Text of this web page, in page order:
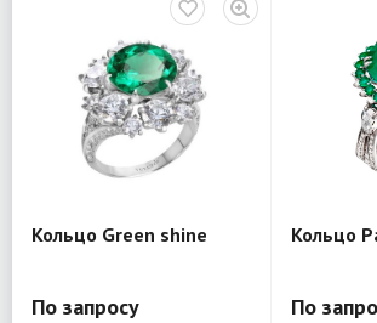
Кольцо Green shine
По запросу
Кольцо
По